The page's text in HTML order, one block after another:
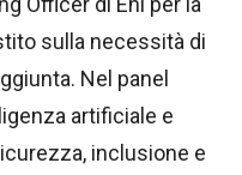
sulla necessità di
Nel panel
artificiale e
inclusione e